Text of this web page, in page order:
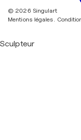
© 2026 Singulart
Mentions légales.
Sculpteur